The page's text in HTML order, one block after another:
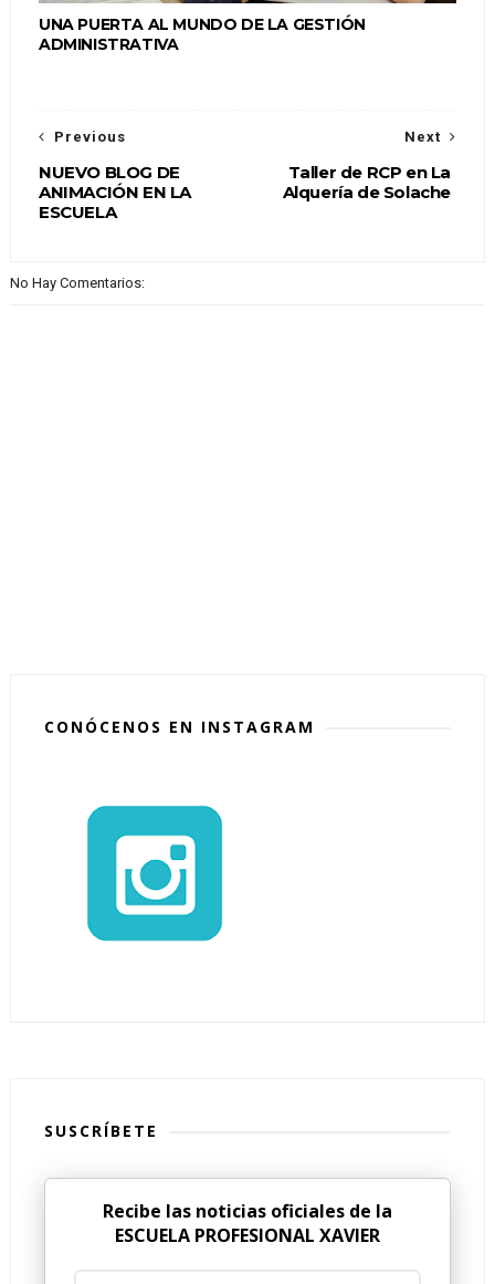
UNA PUERTA AL MUNDO DE LA GESTIÓN
ADMINISTRATIVA
Next
Taller de RCP en La
Alquería de Solache
Previous
NUEVO BLOG DE
ANIMACIÓN EN LA
ESCUELA
No Hay Comentarios:
CONÓCENOS EN INSTAGRAM
SUSCRÍBETE
Recibe las noticias oficiales de la
ESCUELA PROFESIONAL XAVIER